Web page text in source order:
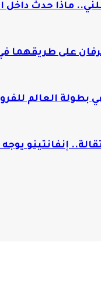
ماذا حدث داخل
على طريقهما في
العالم
إنفانتينو يوجه